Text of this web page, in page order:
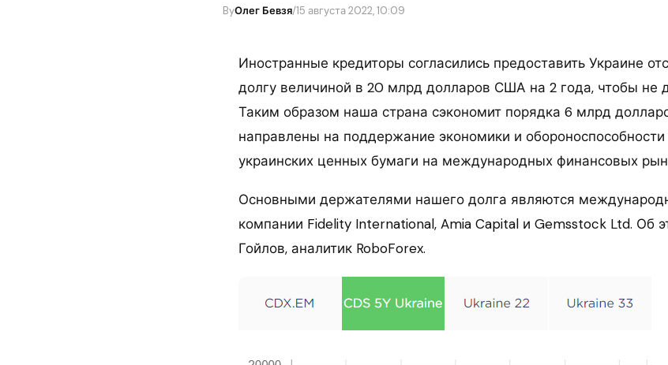
ByОлег Бевзя/15 августа 2022, 10:09
Иностранные кредиторы согласились предоставить Украине
долгу величиной в 20 млрд долларов США на 2 года, чтобы не
Таким образом наша страна сэкономит порядка 6 млрд
направлены на поддержание экономики и
украинских ценных бумаги на международных финансовых
Основными держателями нашего долга являются
компании Fidelity International, Amia Capital и Gemsstock Ltd. Об
Гойлов, аналитик RoboForex.